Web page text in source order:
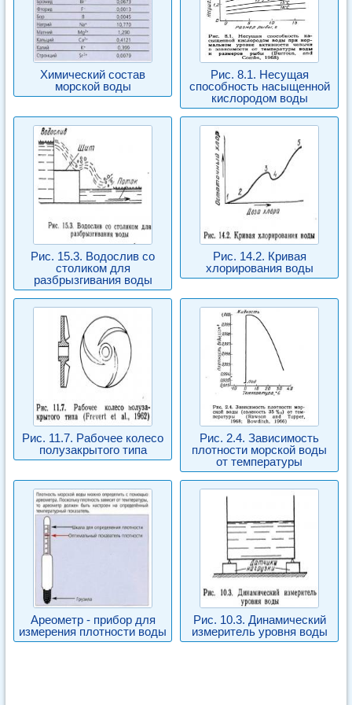
Химический состав
морской воды
Рис. 8.1. Несущая
способность насыщенной
кислородом воды
Рис. 15.3. Водослив со
столиком для
разбрызгивания воды
Рис. 14.2. Кривая
хлорирования воды
Рис. 11.7. Рабочее колесо
полузакрытого типа
Рис. 2.4. Зависимость
плотности морской воды
от температуры
Ареометр - прибор для
измерения плотности воды
Рис. 10.3. Динамический
измеритель уровня воды